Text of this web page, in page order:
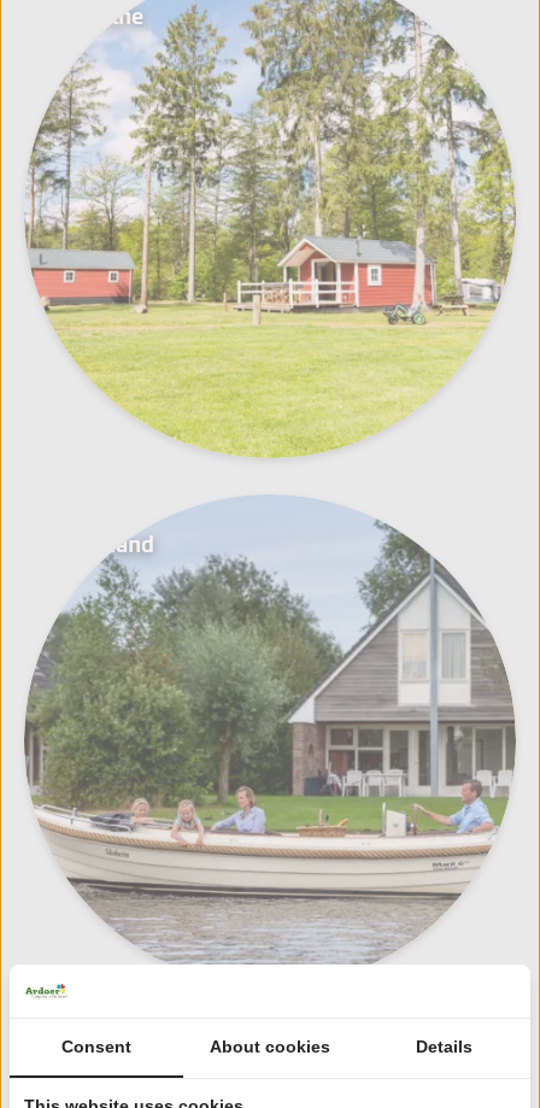
Drenthe
Friesland
Gelderland
Consent About cookies Details